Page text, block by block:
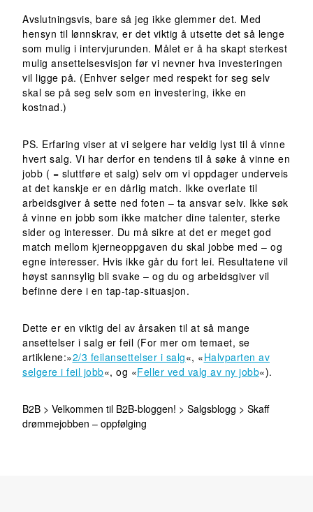
Avslutningsvis, bare så jeg ikke glemmer det. Med
hensyn til lønnskrav, er det viktig å utsette det så lenge
som mulig i intervjurunden. Målet er å ha skapt sterkest
mulig ansettelsesvisjon før vi nevner hva investeringen
vil ligge på. (Enhver selger med respekt for seg selv
skal se på seg selv som en investering, ikke en
kostnad.)
PS. Erfaring viser at vi selgere har veldig lyst til å vinne
hvert salg. Vi har derfor en tendens til å søke å vinne en
jobb ( = sluttføre et salg) selv om vi oppdager underveis
at det kanskje er en dårlig match. Ikke overlate til
arbeidsgiver å sette ned foten – ta ansvar selv. Ikke søk
å vinne en jobb som ikke matcher dine talenter, sterke
sider og interesser. Du må sikre at det er meget god
match mellom kjerneoppgaven du skal jobbe med – og
egne interesser. Hvis ikke går du fort lei. Resultatene vil
høyst sannsylig bli svake – og du og arbeidsgiver vil
befinne dere i en tap-tap-situasjon.
Dette er en viktig del av årsaken til at så mange
ansettelser i salg er feil (For mer om temaet, se
artiklene:»2/3 feilansettelser i salg«, «Halvparten av
selgere i feil jobb«, og «Feller ved valg av ny jobb«).
B2B > Velkommen til B2B-bloggen! > Salgsblogg > Skaff
drømmejobben – oppfølging